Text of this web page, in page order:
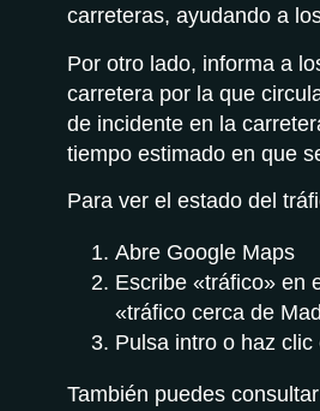
carreteras, ayudando a
Por otro lado, informa a
carretera por la que
de incidente en la
tiempo estimado en que
Para ver el estado del
Abre Google Maps
Escribe «tráfico» en
«tráfico cerca de
Pulsa intro o haz
También puedes